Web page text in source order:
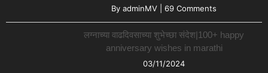
By adminMV 69 Comments
लग्नाच्या वाढदिवसाच्या शुभेच्छा संदेश|100+ happy
anniversary wishes in marathi
03/11/2024